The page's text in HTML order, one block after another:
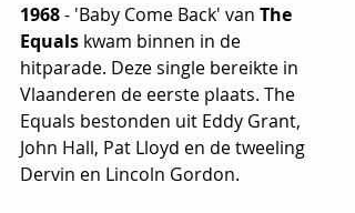
1968 - 'Baby Come Back' van The
Equals kwam binnen in de
hitparade. Deze single bereikte in
Vlaanderen de eerste plaats. The
Equals bestonden uit Eddy Grant,
John Hall, Pat Lloyd en de tweeling
Dervin en Lincoln Gordon.